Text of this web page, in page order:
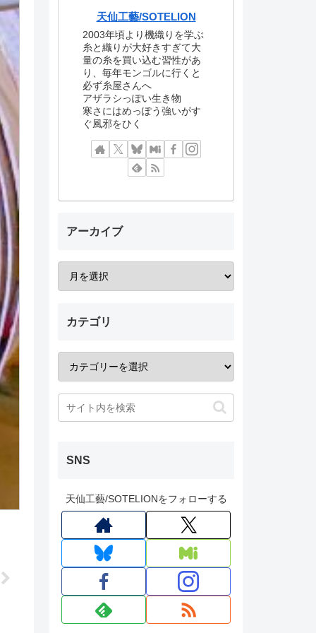
天仙工藝/SOTELION
2003年頃より機織りを学ぶ
糸と織りが大好きすぎて大
量の糸を買い込む習性があ
り、毎年モンゴルに行くと
必ず糸屋さんへ
アザラシっぽい生き物
寒さにはめっぽう強いがす
ぐ風邪をひく
アーカイブ
カテゴリ
SNS
天仙工藝/SOTELIONをフォローする